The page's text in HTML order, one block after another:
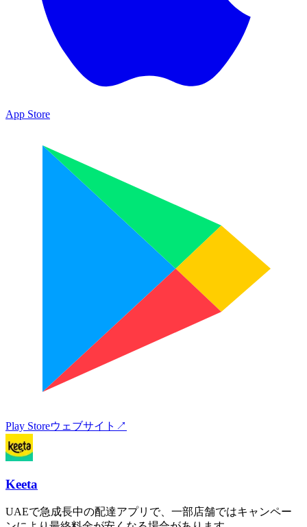
App Store
Play Storeウェブサイト ↗
Keeta
UAEで急成長中の配達アプリで、一部店舗ではキャンペー